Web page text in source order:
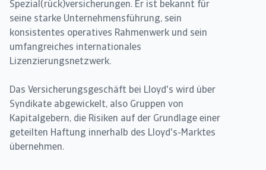
Spezial(rück)versicherungen. Er ist bekannt für
seine starke Unternehmensführung, sein
konsistentes operatives Rahmenwerk und sein
umfangreiches internationales
Lizenzierungsnetzwerk.
Das Versicherungsgeschäft bei Lloyd's wird über
Syndikate abgewickelt, also Gruppen von
Kapitalgebern, die Risiken auf der Grundlage einer
geteilten Haftung innerhalb des Lloyd's-Marktes
übernehmen.